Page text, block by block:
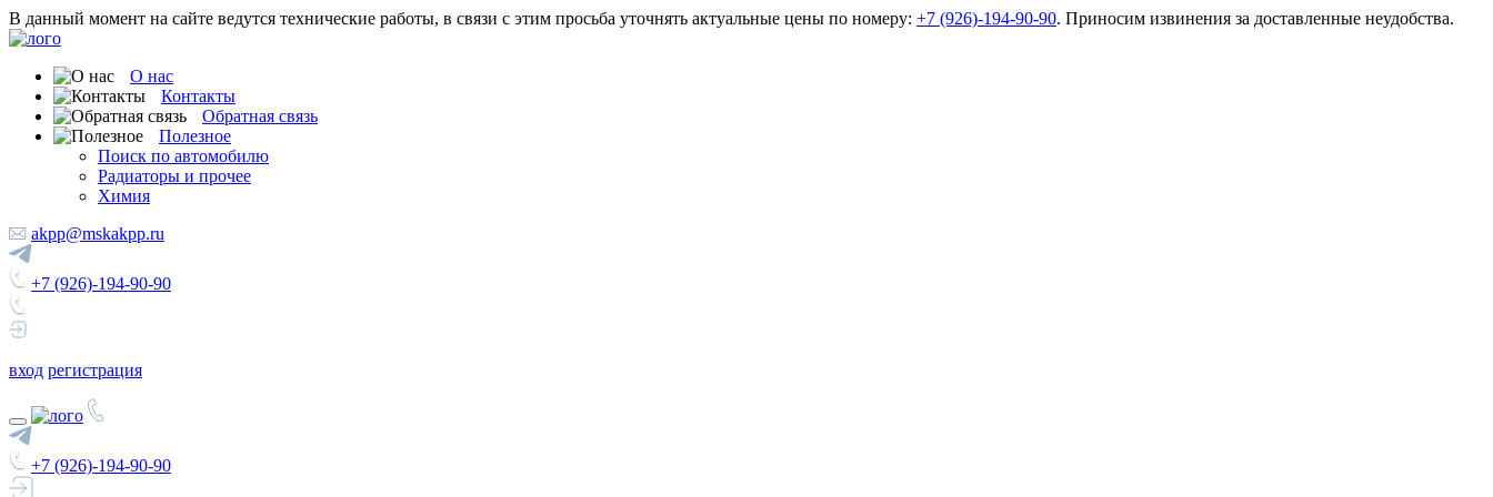
В данный момент на сайте ведутся технические работы, в связи с этим просьба уточнять актуальные цены по номеру: +7 (926)-194-90-90. Приносим извинения за доставленные неудобства.
О нас
Контакты
Обратная связь
Полезное
Поиск по автомобилю
Радиаторы и прочее
Химия
akpp@mskakpp.ru
+7 (926)-194-90-90
вход регистрация
+7 (926)-194-90-90